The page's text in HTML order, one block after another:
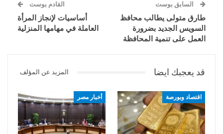
السابق بوست
طارق متولى يطالب محافظ
السويس الجديد بضرورة
العمل على تنمية المحافظة
القادم بوست
أساسيات لإنجاز المرأة
العاملة في مهامها المنزلية
قد يعجبك ايضا المزيد عن المؤلف
اقتصاد وبورصة أخبار مصر